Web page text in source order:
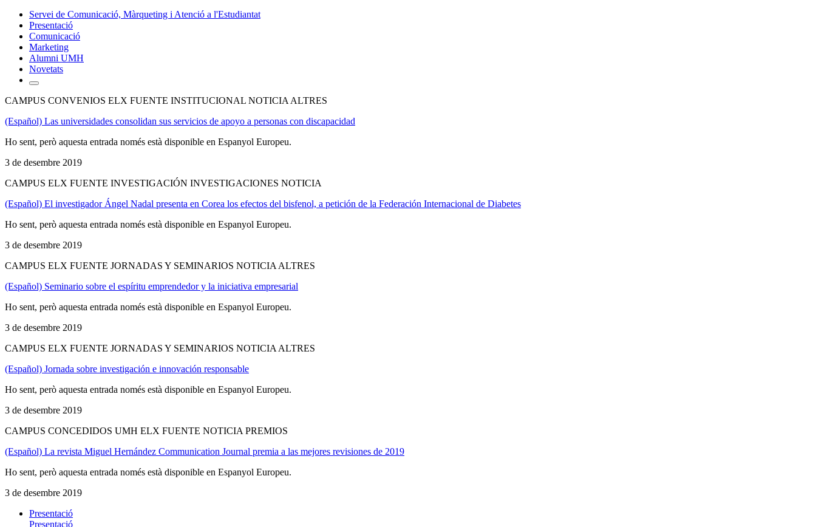
Servei de Comunicació, Màrqueting i Atenció a l'Estudiantat
Presentació
Comunicació
Marketing
Alumni UMH
Novetats
CAMPUS CONVENIOS ELX FUENTE INSTITUCIONAL NOTICIA ALTRES
(Español) Las universidades consolidan sus servicios de apoyo a personas con discapacidad
Ho sent, però aquesta entrada només està disponible en Espanyol Europeu.
3 de desembre 2019
CAMPUS ELX FUENTE INVESTIGACIÓN INVESTIGACIONES NOTICIA
(Español) El investigador Ángel Nadal presenta en Corea los efectos del bisfenol, a petición de la Federación Internacional de Diabetes
Ho sent, però aquesta entrada només està disponible en Espanyol Europeu.
3 de desembre 2019
CAMPUS ELX FUENTE JORNADAS Y SEMINARIOS NOTICIA ALTRES
(Español) Seminario sobre el espíritu emprendedor y la iniciativa empresarial
Ho sent, però aquesta entrada només està disponible en Espanyol Europeu.
3 de desembre 2019
CAMPUS ELX FUENTE JORNADAS Y SEMINARIOS NOTICIA ALTRES
(Español) Jornada sobre investigación e innovación responsable
Ho sent, però aquesta entrada només està disponible en Espanyol Europeu.
3 de desembre 2019
CAMPUS CONCEDIDOS UMH ELX FUENTE NOTICIA PREMIOS
(Español) La revista Miguel Hernández Communication Journal premia a las mejores revisiones de 2019
Ho sent, però aquesta entrada només està disponible en Espanyol Europeu.
3 de desembre 2019
Presentació
Presentació